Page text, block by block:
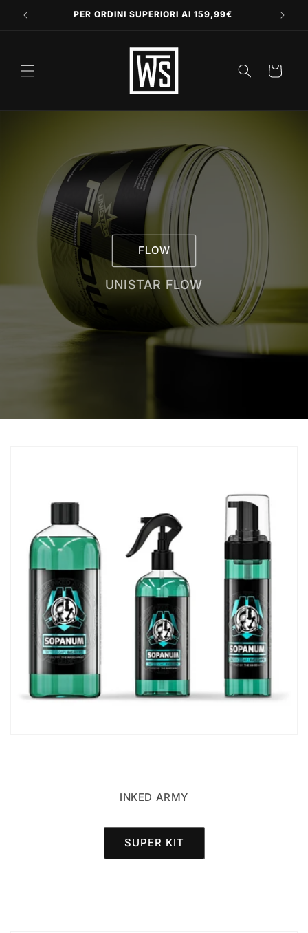
direttamentePER ORDINI SUPERIORI AI 159,99€
Carrello
FLOW
UNISTAR FLOW
INKED ARMY
SUPER KIT